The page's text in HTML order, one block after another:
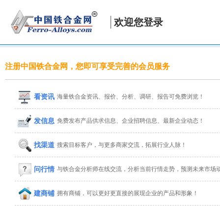
欢迎您登录
注册中国铁合金网，您即可享受完善的会员服务
看资讯 海量铁合金资讯、报价、分析、调研、报告可免费浏览！
发信息 免费发布产品供求信息、企业招聘信息、最新企业动态！
找渠道 搜索目标客户，与更多商家交流，拓展行业人脉！
问行情 与铁合金分析师在线交流，分析当前行情走势，预测未来市场
建商铺 拥有商铺，可以更好更直接的展现企业的产品和形象！